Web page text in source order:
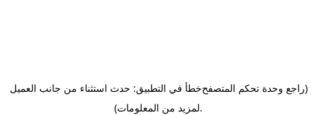
خطأ في التطبيق: حدث استثناء من جانب العميل(راجع وحدة تحكم المتصفح
لمزيد من المعلومات).